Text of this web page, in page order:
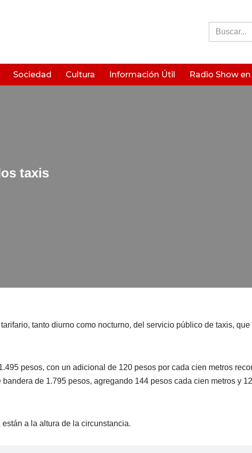
Sociedad Cultura Información Útil Radio Show
taxis
tanto diurno como nocturno, del servicio público de taxis,
pesos, con un adicional de 120 pesos por cada cien metros
de 1.795 pesos, agregando 144 pesos cada cien metros y
a la altura de la circunstancia.